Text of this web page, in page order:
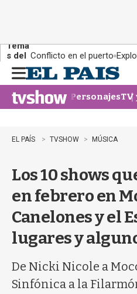
Tema
s del
día:
Conflicto en el puerto
n
u
PersonajesTV
EL PAÍS TVSHOW MÚSICA
Los 10 shows
en febrero en
Canelones y el
lugares y
De Nicki Nicole a
Sinfónica a la